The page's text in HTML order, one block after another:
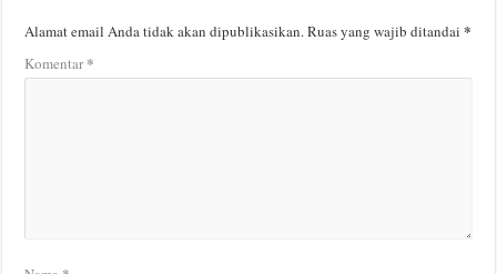
Alamat email Anda tidak akan dipublikasikan.Ruas yang wajib ditandai*
Komentar*